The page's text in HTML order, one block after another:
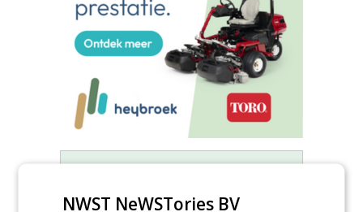
NWST NeWSTories BV